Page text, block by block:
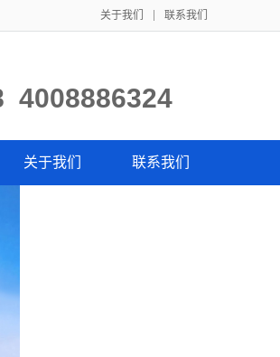
关于我们 联系我们
4008886324
关于我们 联系我们